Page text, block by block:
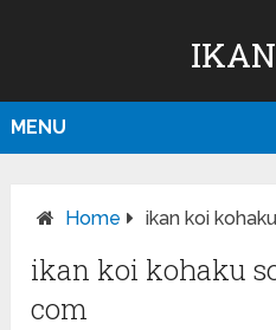
MENU
Home ikan koi
ikan koi kohaku
com